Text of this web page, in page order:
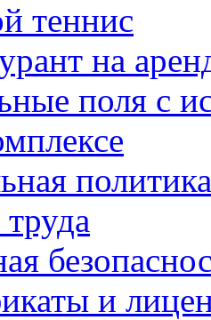
теннис
на
поля с
политика
и